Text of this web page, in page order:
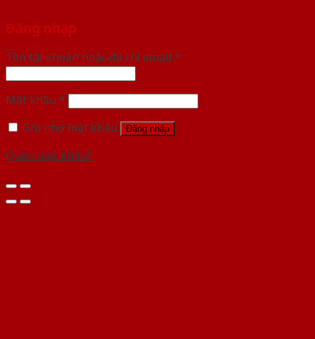
Đăng nhập
Tên tài khoản hoặc địa chỉ email *
Mật khẩu *
Ghi nhớ mật khẩu
Đăng nhập
Quên mật khẩu?